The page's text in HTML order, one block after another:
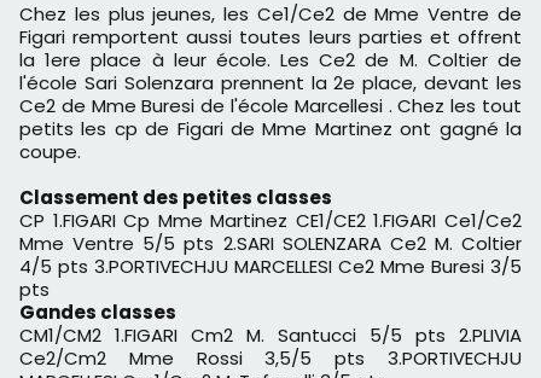
Chez les plus jeunes, les Ce1/Ce2 de Mme Ventre de
Figari remportent aussi toutes leurs parties et offrent
la 1ere place à leur école. Les Ce2 de M. Coltier de
l'école Sari Solenzara prennent la 2e place, devant les
Ce2 de Mme Buresi de l'école Marcellesi . Chez les tout
petits les cp de Figari de Mme Martinez ont gagné la
coupe.
Classement des petites classes
CP 1.FIGARI Cp Mme Martinez CE1/CE2 1.FIGARI Ce1/Ce2
Mme Ventre 5/5 pts 2.SARI SOLENZARA Ce2 M. Coltier
4/5 pts 3.PORTIVECHJU MARCELLESI Ce2 Mme Buresi 3/5
pts
Gandes classes
CM1/CM2 1.FIGARI Cm2 M. Santucci 5/5 pts 2.PLIVIA
Ce2/Cm2 Mme Rossi 3,5/5 pts 3.PORTIVECHJU